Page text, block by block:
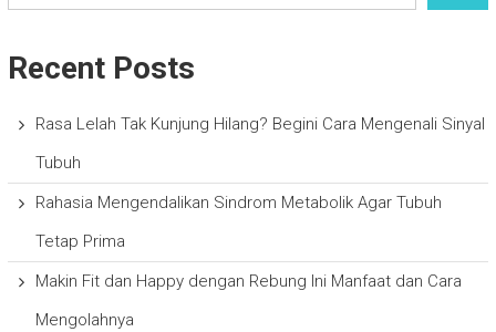
Recent Posts
Rasa Lelah Tak Kunjung Hilang? Begini Cara Mengenali Sinyal
Tubuh
Rahasia Mengendalikan Sindrom Metabolik Agar Tubuh
Tetap Prima
Makin Fit dan Happy dengan Rebung Ini Manfaat dan Cara
Mengolahnya